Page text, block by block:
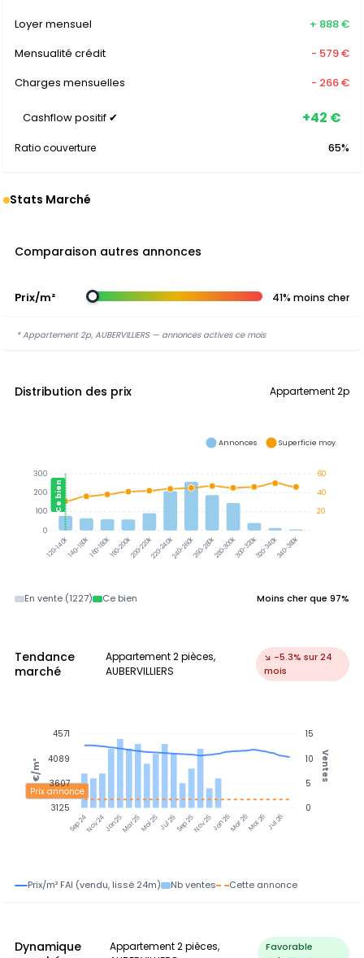
Loyer mensuel
+ 888 €
Mensualité crédit
- 579 €
Charges mensuelles
- 266 €
Cashflow positif ✔ +42 €
Ratio couverture 65%
Stats Marché
Comparaison autres annonces
Prix/m² 41% moins cher
* Appartement 2p, AUBERVILLIERS — annonces actives ce mois
Distribution des prix Appartement 2p
120-140k140-160k160-180k180-200k200-220k220-240k240-260k260-280k280-300k300-320k320-340k340-360k
Ce bien
60
40
20
300
200
100
0
Annonces Superficie moy.
En vente (1227) Ce bien Moins cher que 97%
Tendance
marché
Appartement 2 pièces,
AUBERVILLIERS
↘ -5.3% sur 24
mois
Sep 24Nov 24Jan 25Mar 25Mai 25Jul 25Sep 25Nov 25Jan 26Mar 26Mai 26 Jul 26
Prix annonce
15
10
5
0
Ventes
4571
4089
3607
3125
€/m²
Prix/m² FAI (vendu, lissé 24m) Nb ventes Cette annonce
Dynamique
Appartement 2 pièces,
Favorable